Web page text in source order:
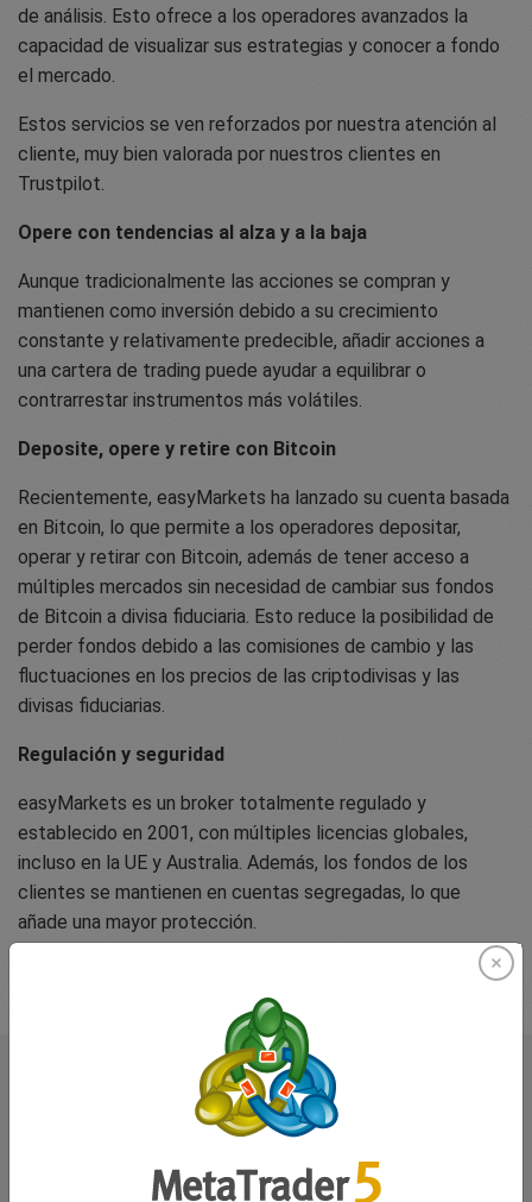
de análisis. Esto ofrece a los operadores avanzados la
capacidad de visualizar sus estrategias y conocer a fondo
el mercado.
Estos servicios se ven reforzados por nuestra atención al
cliente, muy bien valorada por nuestros clientes en
Trustpilot.
Opere con tendencias al alza y a la baja
Aunque tradicionalmente las acciones se compran y
mantienen como inversión debido a su crecimiento
constante y relativamente predecible, añadir acciones a
una cartera de trading puede ayudar a equilibrar o
contrarrestar instrumentos más volátiles.
Deposite, opere y retire con Bitcoin
Recientemente, easyMarkets ha lanzado su cuenta basada
en Bitcoin, lo que permite a los operadores depositar,
operar y retirar con Bitcoin, además de tener acceso a
múltiples mercados sin necesidad de cambiar sus fondos
de Bitcoin a divisa fiduciaria. Esto reduce la posibilidad de
perder fondos debido a las comisiones de cambio y las
fluctuaciones en los precios de las criptodivisas y las
divisas fiduciarias.
Regulación y seguridad
easyMarkets es un broker totalmente regulado y
establecido en 2001, con múltiples licencias globales,
incluso en la UE y Australia. Además, los fondos de los
clientes se mantienen en cuentas segregadas, lo que
añade una mayor protección.
Lo que dicen nuestros
traders sobre nosotros